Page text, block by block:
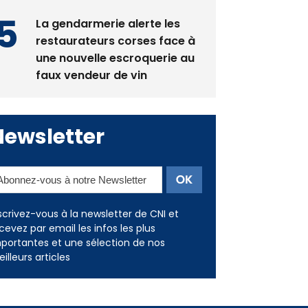
une nouvelle escroquerie au
faux vendeur de vin
vous à la newsletter de CNI et
par email les infos les plus
et une sélection de nos
articles